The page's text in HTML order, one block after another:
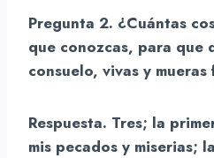
Pregunta 2. ¿Cuántas
que conozcas, para que
consuelo, vivas y
Respuesta. Tres; la
mis pecados y miserias;